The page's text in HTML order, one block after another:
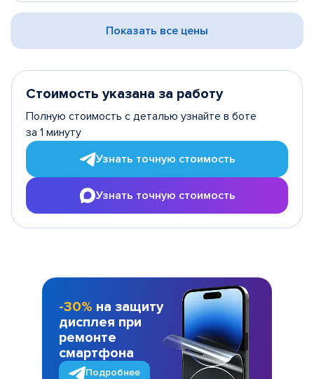
Показать все цены
Стоимость указана за работу
Полную стоимость с деталью узнайте в боте
за 1 минуту
Узнать точную стоимость
Узнать точную стоимость
-30% на защиту
дисплея при
ремонте
смартфона
Подробнее